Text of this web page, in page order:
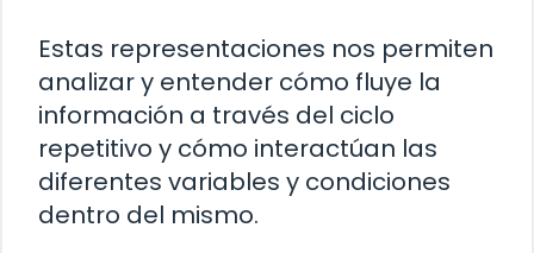
Estas representaciones nos permiten
analizar y entender cómo fluye la
información a través del ciclo
repetitivo y cómo interactúan las
diferentes variables y condiciones
dentro del mismo.